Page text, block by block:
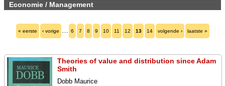
Economie / Management
« eerste ‹ vorige 6 7 8 9 10 11 12 13 14 volgende › laatste »
Theories of value and distribution since Adam
Smith
Dobb Maurice